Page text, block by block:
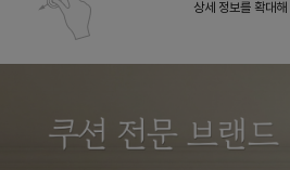
상세 정보를 확대